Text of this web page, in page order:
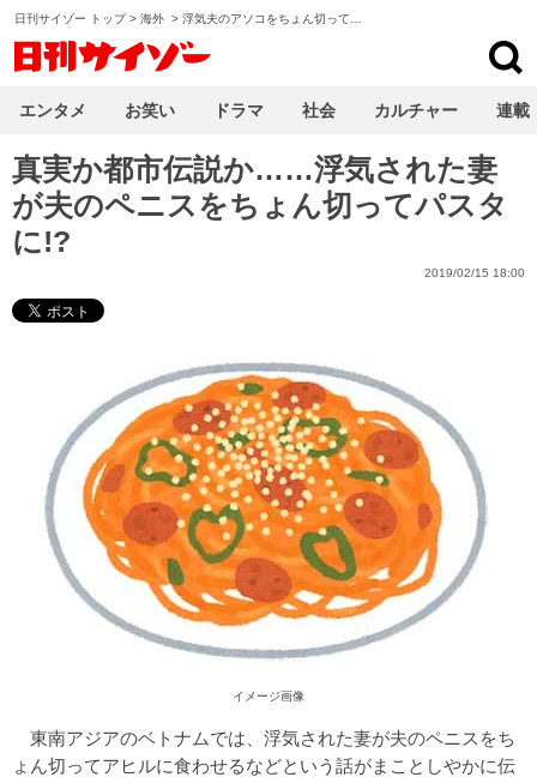
日刊サイゾー トップ> 海外 > 浮気夫のアソコをちょん切って…
真実か都市伝説か……浮気された妻
が夫のペニスをちょん切ってパスタ
に!?
2019/02/15 18:00
イメージ画像
東南アジアのベトナムでは、浮気された妻が夫のペニスをち
ょん切ってアヒルに食わせるなどという話がまことしやかに伝
エンタメ お笑い ドラマ 社会 カルチャー 連載